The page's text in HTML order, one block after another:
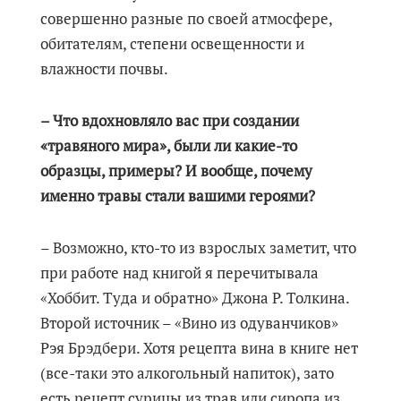
совершенно разные по своей атмосфере,
обитателям, степени освещенности и
влажности почвы.
– Что вдохновляло вас при создании
«травяного мира», были ли какие-то
образцы, примеры? И вообще, почему
именно травы стали вашими героями?
– Возможно, кто-то из взрослых заметит, что
при работе над книгой я перечитывала
«Хоббит. Туда и обратно» Джона Р. Толкина.
Второй источник – «Вино из одуванчиков»
Рэя Брэдбери. Хотя рецепта вина в книге нет
(все-таки это алкогольный напиток), зато